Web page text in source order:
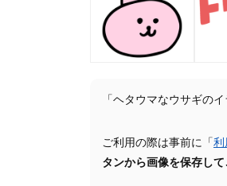
「ヘタウマなウサギの
ご利用の際は事前に「 利
タンから画像を保存して